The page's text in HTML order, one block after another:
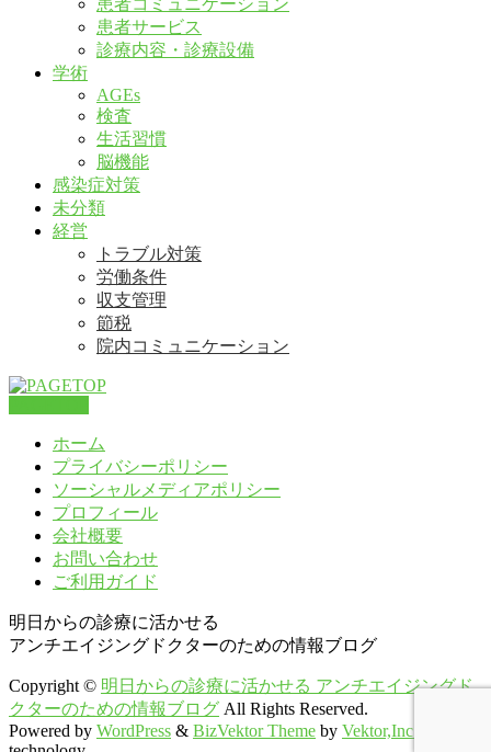
患者コミュニケーション
患者サービス
診療内容・診療設備
学術
AGEs
検査
生活習慣
脳機能
感染症対策
未分類
経営
トラブル対策
労働条件
収支管理
節税
院内コミュニケーション
ホーム
プライバシーポリシー
ソーシャルメディアポリシー
プロフィール
会社概要
お問い合わせ
ご利用ガイド
明日からの診療に活かせる
アンチエイジングドクターのための情報ブログ
Copyright © 明日からの診療に活かせる アンチエイジングド
クターのための情報ブログ All Rights Reserved.
Powered by WordPress & BizVektor Theme by Vektor,Inc.